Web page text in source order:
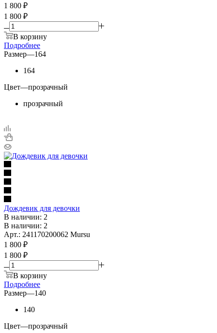
1 800 ₽
1 800 ₽
В корзину
Подробнее
Размер—164
164
Цвет—прозрачный
прозрачный
Дождевик для девочки
В наличии: 2
В наличии: 2
Арт.: 241170200062 Mursu
1 800 ₽
1 800 ₽
В корзину
Подробнее
Размер—140
140
Цвет—прозрачный